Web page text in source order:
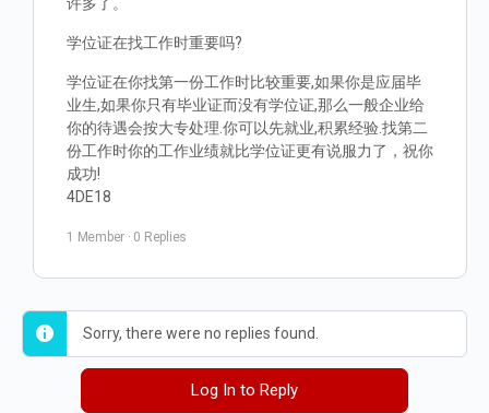
学位证在找工作时重要吗?
学位证在你找第一份工作时比较重要,如果你是应届毕
业生,如果你只有毕业证而没有学位证,那么一般企业给
你的待遇会按大专处理.你可以先就业,积累经验.找第二
份工作时你的工作业绩就比学位证更有说服力了，祝你
成功!
4DE18
1 Member · 0 Replies
Sorry, there were no replies found.
Log In to Reply